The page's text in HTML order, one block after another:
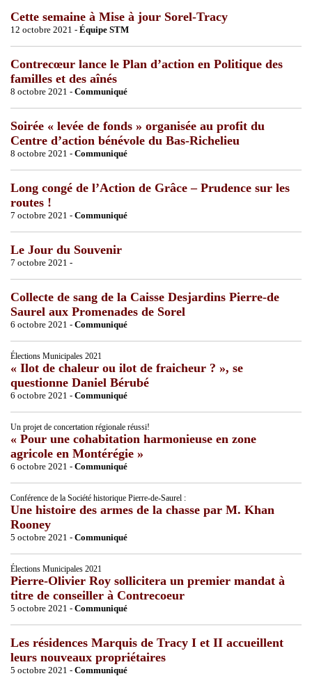
Cette semaine à Mise à jour Sorel-Tracy
12 octobre 2021 - Équipe STM
Contrecœur lance le Plan d’action en Politique des
familles et des aînés
8 octobre 2021 - Communiqué
Soirée « levée de fonds » organisée au profit du
Centre d’action bénévole du Bas-Richelieu
8 octobre 2021 - Communiqué
Long congé de l’Action de Grâce – Prudence sur les
routes !
7 octobre 2021 - Communiqué
Le Jour du Souvenir
7 octobre 2021 -
Collecte de sang de la Caisse Desjardins Pierre-de
Saurel aux Promenades de Sorel
6 octobre 2021 - Communiqué
Élections Municipales 2021
« Ilot de chaleur ou ilot de fraicheur ? », se
questionne Daniel Bérubé
6 octobre 2021 - Communiqué
Un projet de concertation régionale réussi!
« Pour une cohabitation harmonieuse en zone
agricole en Montérégie »
6 octobre 2021 - Communiqué
Conférence de la Société historique Pierre-de-Saurel :
Une histoire des armes de la chasse par M. Khan
Rooney
5 octobre 2021 - Communiqué
Élections Municipales 2021
Pierre-Olivier Roy sollicitera un premier mandat à
titre de conseiller à Contrecoeur
5 octobre 2021 - Communiqué
Les résidences Marquis de Tracy I et II accueillent
leurs nouveaux propriétaires
5 octobre 2021 - Communiqué